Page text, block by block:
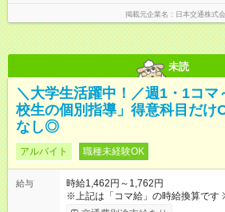
掲載元企業名 日本交通株式
未読
＼大学生活躍中！／週1・1コ
校生の個別指導」得意科目だけ
なし◎
アルバイト 職種未経験OK
給与
時給1,462円～1,762円
※上記は「コマ給」の時給換算です
80分）のコマ給制 1コマは授業80